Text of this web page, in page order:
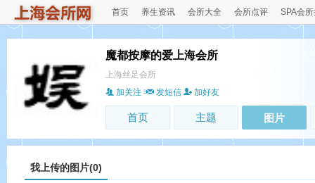
首页 养生资讯 会所大全 会所点评 SPA会
魔都按摩的爱上海会所
上海丝足会所
加关注
发短信 加好友
首页 主题 图片
我上传的图片(0)